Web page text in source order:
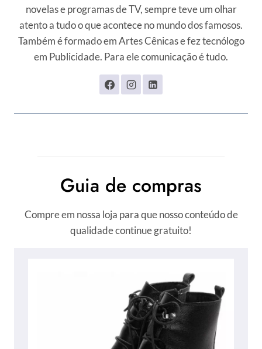
novelas e programas de TV, sempre teve um olhar
atento a tudo o que acontece no mundo dos famosos.
Também é formado em Artes Cênicas e fez tecnólogo
em Publicidade. Para ele comunicação é tudo.
Guia de compras
Compre em nossa loja para que nosso conteúdo de
qualidade continue gratuito!